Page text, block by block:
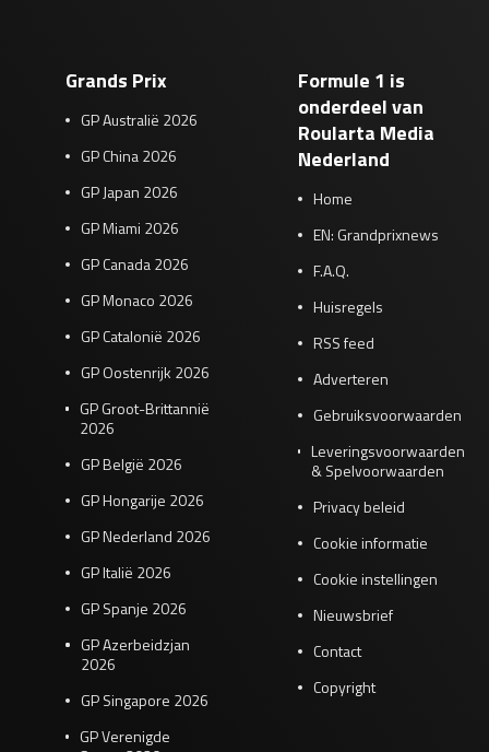
Grands Prix
GP Australië 2026
GP China 2026
GP Japan 2026
GP Miami 2026
GP Canada 2026
GP Monaco 2026
GP Catalonië 2026
GP Oostenrijk 2026
GP Groot-Brittannië
2026
GP België 2026
GP Hongarije 2026
GP Nederland 2026
GP Italië 2026
GP Spanje 2026
GP Azerbeidzjan
2026
GP Singapore 2026
GP Verenigde
Formule 1 is
onderdeel van
Roularta Media
Nederland
Home
EN: Grandprixnews
F.A.Q.
Huisregels
RSS feed
Adverteren
Gebruiksvoorwaarden
Leveringsvoorwaarden
& Spelvoorwaarden
Privacy beleid
Cookie informatie
Cookie instellingen
Nieuwsbrief
Contact
Copyright